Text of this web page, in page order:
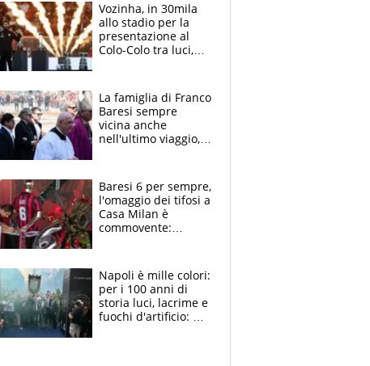
Vozinha, in 30mila
allo stadio per la
presentazione al
Colo-Colo tra luci,
La famiglia di Franco
Baresi sempre
vicina anche
nell'ultimo viaggio,
circondati
dall'affetto dei tifosi
Baresi 6 per sempre,
l'omaggio dei tifosi a
Casa Milan è
commovente:
bigliettini
Napoli è mille colori:
per i 100 anni di
storia luci, lacrime e
fuochi d'artificio: De